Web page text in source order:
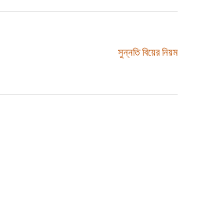
সুন্নতি বিয়ের নিয়ম